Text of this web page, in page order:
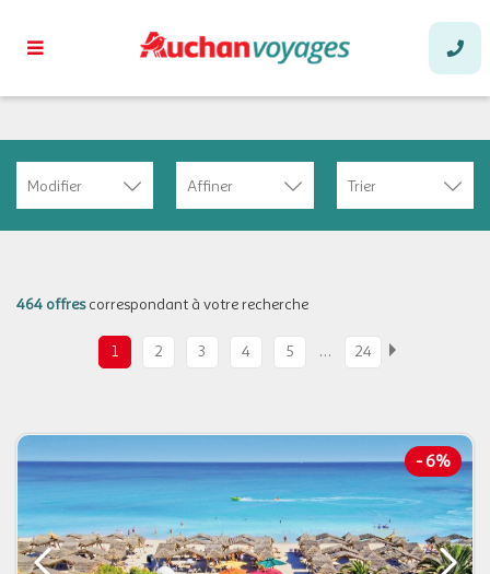
Modifier Affiner Trier
464 offrescorrespondant à votre recherche
1 2 3 4 5 … 24
-6%